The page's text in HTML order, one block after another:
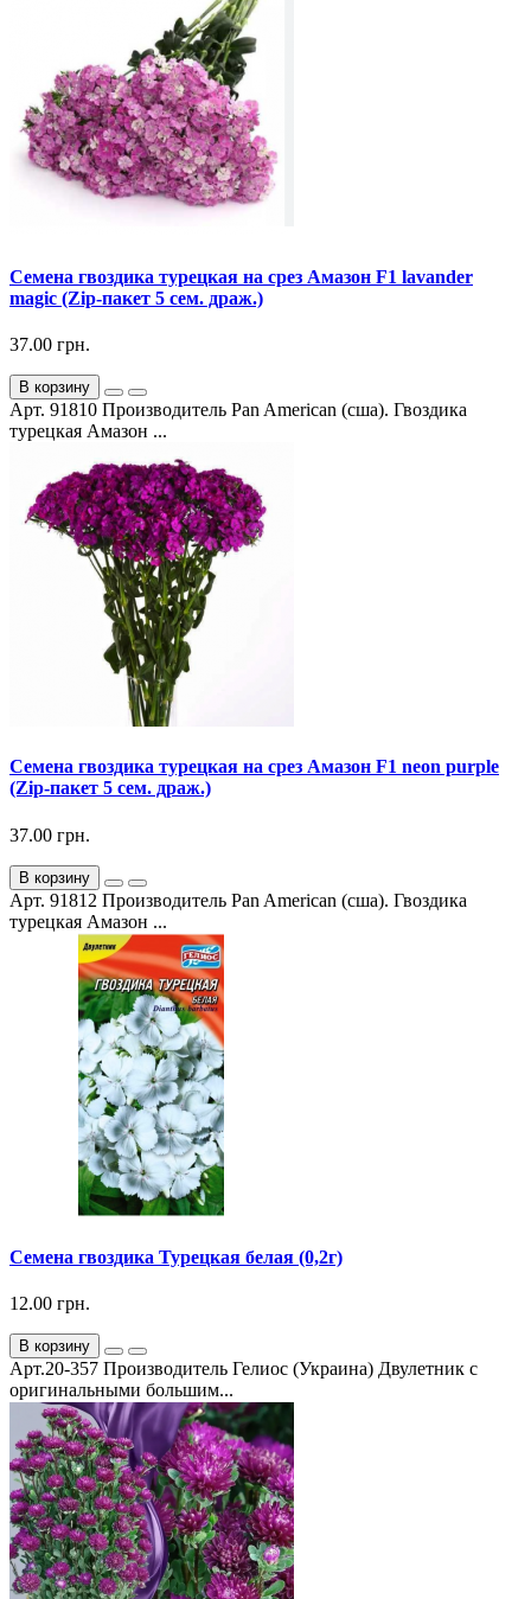
Семена гвоздика турецкая на срез Амазон F1 lavander
magic (Zip-пакет 5 сем. драж.)
37.00 грн.
В корзину
Арт. 91810 Производитель Pan American (сша). Гвоздика
турецкая Амазон ...
Семена гвоздика турецкая на срез Амазон F1 neon purple
(Zip-пакет 5 сем. драж.)
37.00 грн.
В корзину
Арт. 91812 Производитель Pan American (сша). Гвоздика
турецкая Амазон ...
Семена гвоздика Турецкая белая (0,2г)
12.00 грн.
В корзину
Арт.20-357 Производитель Гелиос (Украина) Двулетник с
оригинальными большим...